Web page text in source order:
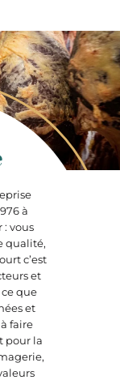
à
: vous
qualité,
c’est
et
ce que
et
faire
pour la